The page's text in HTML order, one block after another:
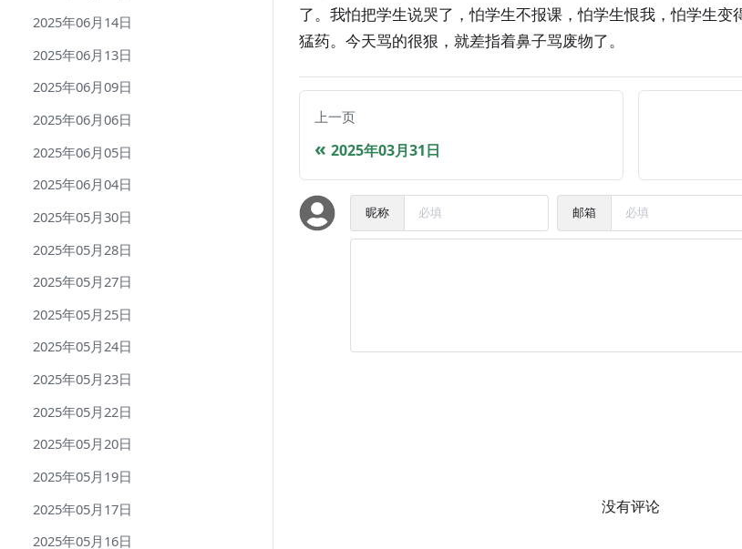
2025年06月14日
2025年06月13日
2025年06月09日
2025年06月06日
2025年06月05日
2025年06月04日
2025年05月30日
2025年05月28日
2025年05月27日
2025年05月25日
2025年05月24日
2025年05月23日
2025年05月22日
2025年05月20日
2025年05月19日
2025年05月17日
2025年05月16日
了。我怕把学生说哭了，怕学生不报课，怕学生恨我，怕学生变
猛药。今天骂的很狠，就差指着鼻子骂废物了。
上一页
2025年03月31日
昵称 邮箱
没有评论